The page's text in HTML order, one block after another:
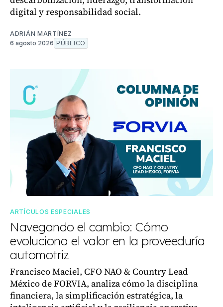
digital y responsabilidad social.
ADRIÁN MARTÍNEZ
6 agosto 2026 PÚBLICO
ARTÍCULOS ESPECIALES
Navegando el cambio: Cómo
evoluciona el valor en la proveeduría
automotriz
Francisco Maciel, CFO NAO & Country Lead
México de FORVIA, analiza cómo la disciplina
financiera, la simplificación estratégica, la